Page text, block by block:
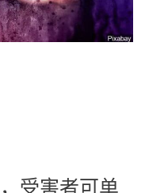
受害者可单